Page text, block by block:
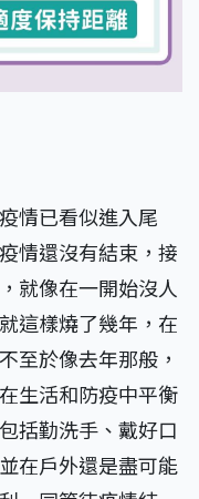
情已看似進入尾
情還沒有結束，接
就像在一開始沒人
這樣燒了幾年，在
至於像去年那般，
生活和防疫中平衡
括勤洗手、戴好口
在戶外還是盡可能